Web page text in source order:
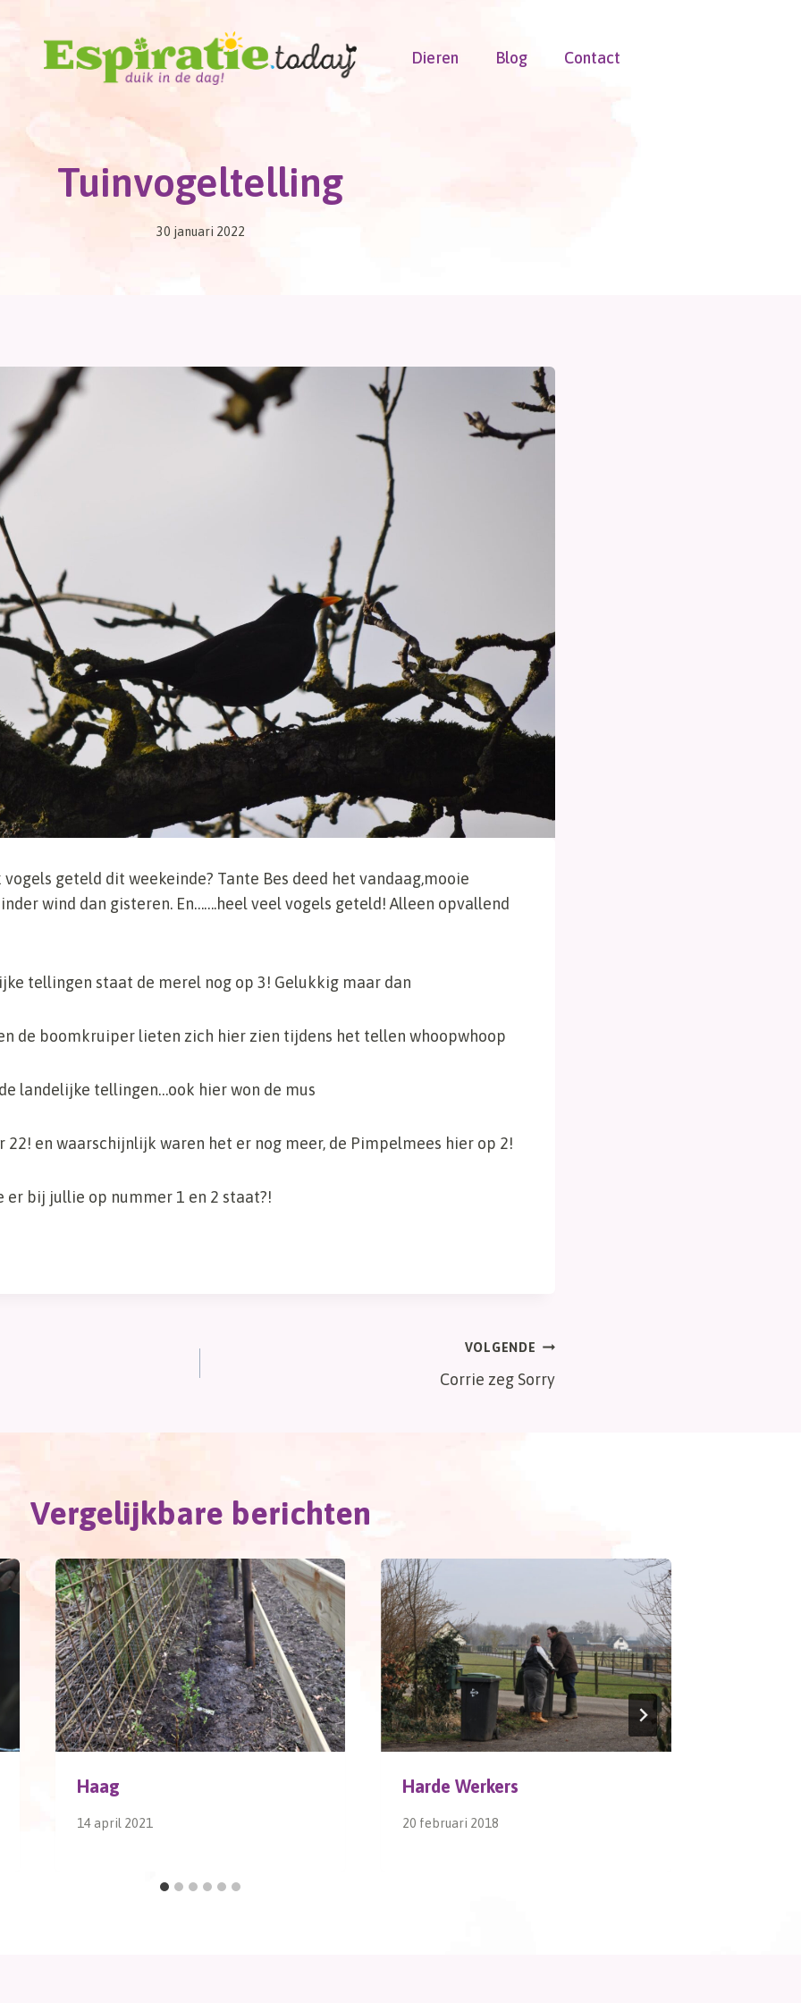
Dieren Blog Contact
Tuinvogeltelling
30 januari 2022
geteld dit weekeinde? Tante Bes deed het vandaag,mooie
wind dan gisteren. En…….heel veel vogels geteld! Alleen opvallend
tellingen staat de merel nog op 3! Gelukkig maar dan
de boomkruiper lieten zich hier zien tijdens het tellen whoopwhoop
landelijke tellingen…ook hier won de mus
22! en waarschijnlijk waren het er nog meer, de Pimpelmees hier op 2!
er bij jullie op nummer 1 en 2 staat?!
VOLGENDE
Corrie zeg Sorry
Vergelijkbare berichten
Haag
14 april 2021
Harde Werkers
20 februari 2018